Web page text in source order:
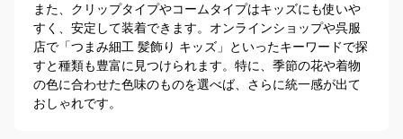
また、クリップタイプやコームタイプはキッズにも使いや
すく、安定して装着できます。オンラインショップや呉服
店で「つまみ細工 髪飾り キッズ」といったキーワードで探
すと種類も豊富に見つけられます。特に、季節の花や着物
の色に合わせた色味のものを選べば、さらに統一感が出て
おしゃれです。